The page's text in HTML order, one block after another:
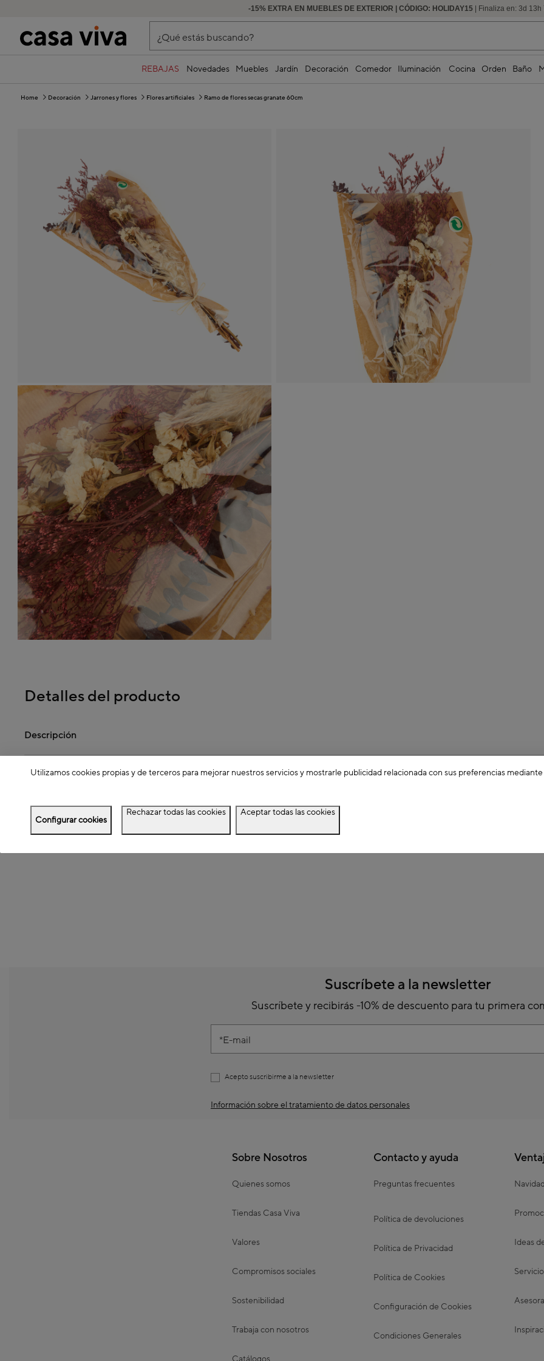
-15% EXTRA EN MUEBLES DE EXTERIOR | CÓDIGO: HOLIDAY15 | Finaliza en: 3d 13 h
HASTA -60% DE DESCUENTO | SEGUNDAS REBAJAS
¿Qué estás buscando?
REBAJAS Novedades Muebles Jardín Decoración Comedor Iluminación Cocina Orden Baño
Home Decoración Jarrones y flores Flores artificiales Ramo de flores secas granate 60cm
Detalles del producto
Descripción
Dimensiones
Suscríbete a la newsletter
Suscríbete y recibirás -10% de descuento para tu primera
E-mail
Acepto suscribirme a la newsletter
Información sobre el tratamiento de datos personales
Sobre Nosotros
Quienes somos
Tiendas Casa Viva
Valores
Compromisos sociales
Sostenibilidad
Trabaja con nosotros
Contacto y ayuda
Preguntas frecuentes
Política de devoluciones
Política de Privacidad
Política de Cookies
Configuración de Cookies
Condiciones Generales
Navidad
Ideas
Utilizamos cookies propias y de terceros para mejorar nuestros servicios y mostrarle publicidad relacionada con sus preferencias
Configurar cookies
Rechazar todas las cookies Aceptar todas las cookies